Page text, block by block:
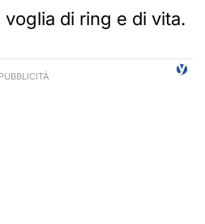
di ring e di vita.